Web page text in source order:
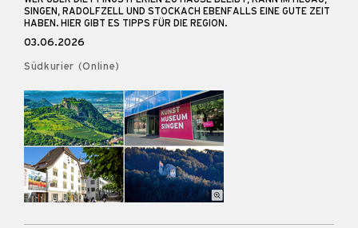
SINGEN, RADOLFZELL UND STOCKACH EBENFALLS EINE GUTE ZEIT
HABEN. HIER GIBT ES TIPPS FÜR DIE REGION.
03.06.2026
Südkurier (Online)